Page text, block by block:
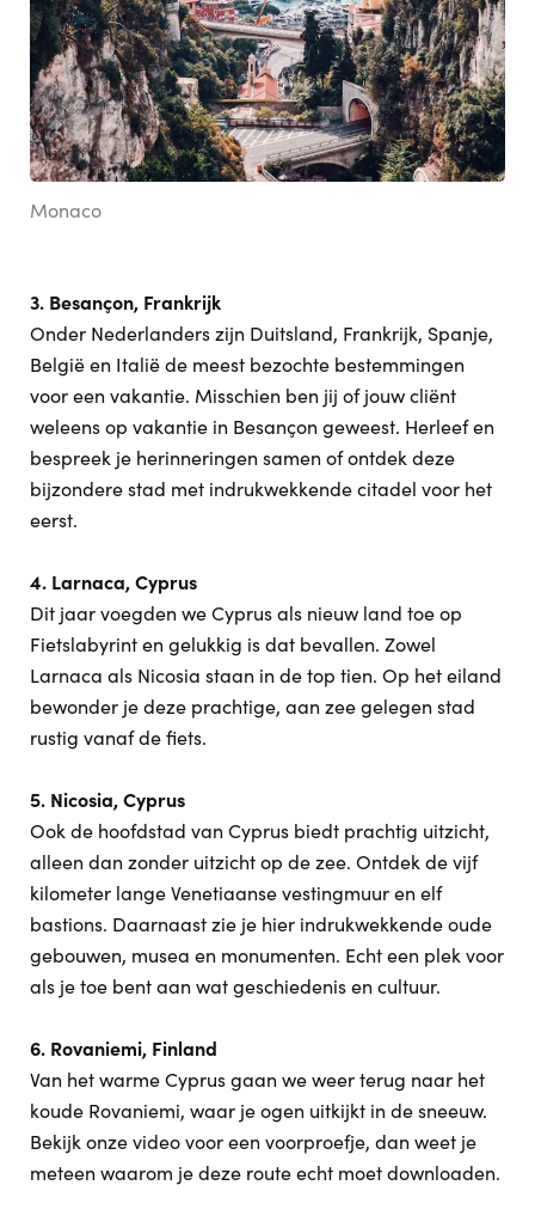
Monaco
3. Besançon, Frankrijk
Onder Nederlanders zijn Duitsland, Frankrijk, Spanje,
België en Italië de meest bezochte bestemmingen
voor een vakantie. Misschien ben jij of jouw cliënt
weleens op vakantie in Besançon geweest. Herleef en
bespreek je herinneringen samen of ontdek deze
bijzondere stad met indrukwekkende citadel voor het
eerst.
4. Larnaca, Cyprus
Dit jaar voegden we Cyprus als nieuw land toe op
Fietslabyrint en gelukkig is dat bevallen. Zowel
Larnaca als Nicosia staan in de top tien. Op het eiland
bewonder je deze prachtige, aan zee gelegen stad
rustig vanaf de fiets.
5. Nicosia, Cyprus
Ook de hoofdstad van Cyprus biedt prachtig uitzicht,
alleen dan zonder uitzicht op de zee. Ontdek de vijf
kilometer lange Venetiaanse vestingmuur en elf
bastions. Daarnaast zie je hier indrukwekkende oude
gebouwen, musea en monumenten. Echt een plek voor
als je toe bent aan wat geschiedenis en cultuur.
6. Rovaniemi, Finland
Van het warme Cyprus gaan we weer terug naar het
koude Rovaniemi, waar je ogen uitkijkt in de sneeuw.
Bekijk onze video voor een voorproefje, dan weet je
meteen waarom je deze route echt moet downloaden.